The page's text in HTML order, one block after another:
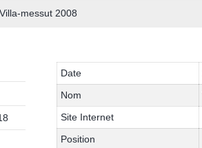
Villa-messut 2008
Date
Nom
Site Internet
Position